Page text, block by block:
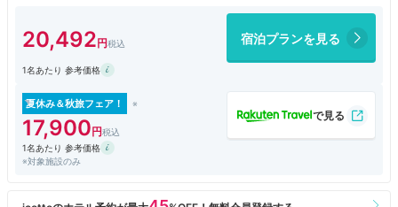
40㎡は二人には十分な広さ。バスタブは狭いが、大浴場に行くので問
題ない。洗面所は広い。無料WiFi、冷蔵庫、ポット、金庫、ドライヤーな
ど、設備・アメニティーに不足はない。
室というより和空間といったモダンな趣。段差がないのもいい。
松島湾を望む窓際にソファ２台(2人掛け+1人用)とローテーブル。風呂
上がりにビールでも飲みながら、日本三景の一つを飽かず眺める至福のひ
とときは、プライスレス。やはり、この宿は海側にすべきだろう。
大浴場は松風閣1階(日の出&#12316;25:00)。男女別に内湯と露天風呂
呂は気持ちがいい。沸かし湯ながら、日の出の時刻から入れるので、湯船
20,492 宿泊プランを見る
1名あたり 参考価格
夏休み＆秋旅フェア！
17,900
1名あたり 参考価格
※対象施設のみ